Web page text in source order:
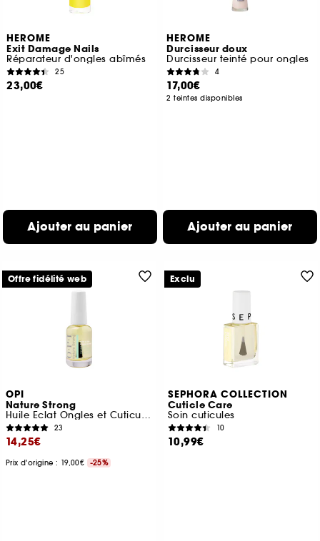
HEROME
Exit Damage Nails
Réparateur d'ongles abîmés
25
23,00€
Ajouter au panier
HEROME
Durcisseur doux
Durcisseur teinté pour ongles
4
17,00€
2 teintes disponibles
Ajouter au panier
OPI
Nature Strong
Huile Eclat Ongles et Cuticules Booster d'humeur
23
14,25€
Prix d'origine : 19,00€ -25%
Offre fidélité web
SEPHORA COLLECTION
Cuticle Care
Soin cuticules
10
10,99€
Exclu